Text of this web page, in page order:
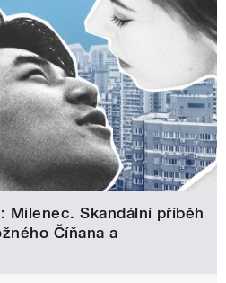
Milenec. Skandální příběh
Číňana a